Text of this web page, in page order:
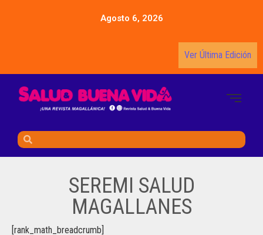
Agosto 6, 2026
Ver Última Edición
SEREMI SALUD
MAGALLANES
[rank_math_breadcrumb]